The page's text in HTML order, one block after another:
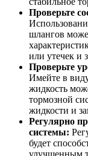
Проверьте
шлангов
или утечек и
Проверьте
Имейте в
жидкость
тормозной
жидкости и
Регулярно
системы:
будет
улучшенным